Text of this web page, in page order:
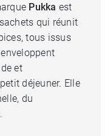
Pukka est
qui réunit
tous issus
et
déjeuner. Elle
du